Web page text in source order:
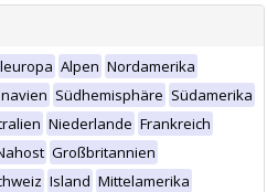
Alpen Nordamerika
Südhemisphäre Südamerika
Niederlande Frankreich
Großbritannien
Island Mittelamerika